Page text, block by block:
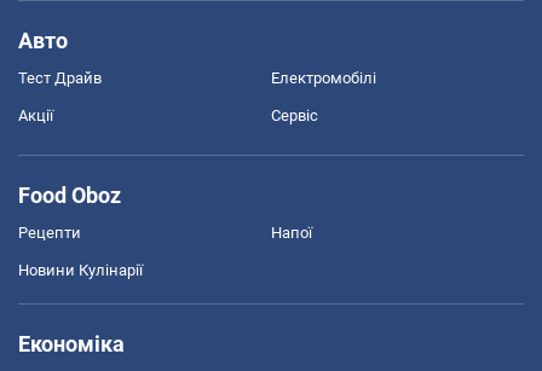
Авто
Тест Драйв Електромобілі
Акції Сервіс
Food Oboz
Рецепти Напої
Новини Кулінарії
Економіка